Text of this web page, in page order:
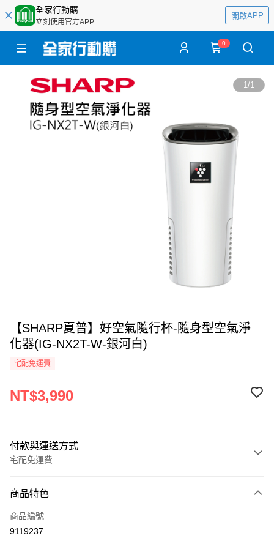
全家行動購
立刻使用官方APP
開啟APP
0
1/1
【SHARP夏普】好空氣隨行杯-隨身型空氣淨
化器(IG-NX2T-W-銀河白)
宅配免運費
NT$3,990
付款與運送方式
宅配免運費
全家線上支付
運送方式
商品特色
商品編號
9119237